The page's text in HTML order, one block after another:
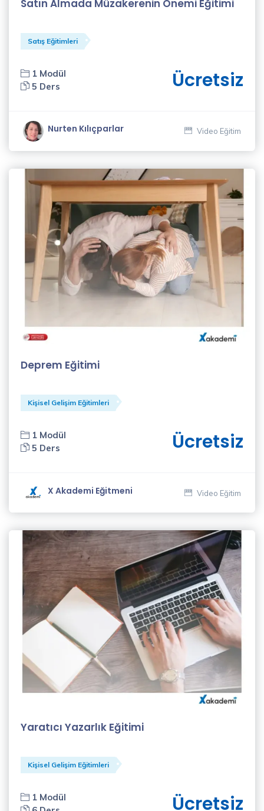
Satın Almada Müzakerenin Önemi Eğitimi
Satış Eğitimleri
1 Modül
5 Ders
Ücretsiz
Nurten Kılıçparlar Video Eğitim
Deprem Eğitimi
Kişisel Gelişim Eğitimleri
1 Modül
5 Ders
Ücretsiz
X Akademi Eğitmeni Video Eğitim
Yaratıcı Yazarlık Eğitimi
Kişisel Gelişim Eğitimleri
1 Modül
Ücretsiz